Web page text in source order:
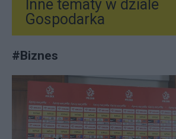
Inne tematy w dziale
Gospodarka
#Biznes